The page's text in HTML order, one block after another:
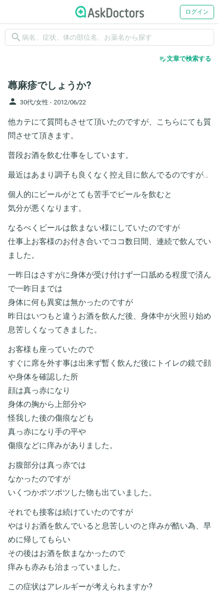
ログイン
search
edit_note文章で検索する
蕁麻疹でしょうか?
person 30代/女性 - 2012/06/22
他カテにて質問もさせて頂いたのですが、こちらにても質
問させて頂きます。
普段お酒を飲む仕事をしています。
最近はあまり調子も良くなく控え目に飲んでるのですが…
個人的にビールがとても苦手でビールを飲むと
気分が悪くなります。
なるべくビールは飲まない様にしていたのですが
仕事上お客様のお付き合いでココ数日間、連続で飲んでい
ました。
一昨日はさすがに身体が受け付けず一口舐める程度で済ん
で一昨日までは
身体に何も異変は無かったのですが
昨日はいつもと違うお酒を飲んだ後、身体中が火照り始め
息苦しくなってきました。
お客様も座っていたので
すぐに席を外す事は出来ず暫く飲んだ後にトイレの鏡で顔
や身体を確認した所
顔は真っ赤になり
身体の胸から上部分や
怪我した後の傷痕なども
真っ赤になり手の平や
傷痕などに痒みがありました。
お腹部分は真っ赤では
なかったのですが
いくつかポツポツした物も出ていました。
それでも接客は続けていたのですが
やはりお酒を飲んでいると息苦しいのと痒みが酷い為、早
めに帰してもらい
その後はお酒を飲まなかったので
痒みも赤みも治まっていました。
この症状はアレルギーが考えられますか?